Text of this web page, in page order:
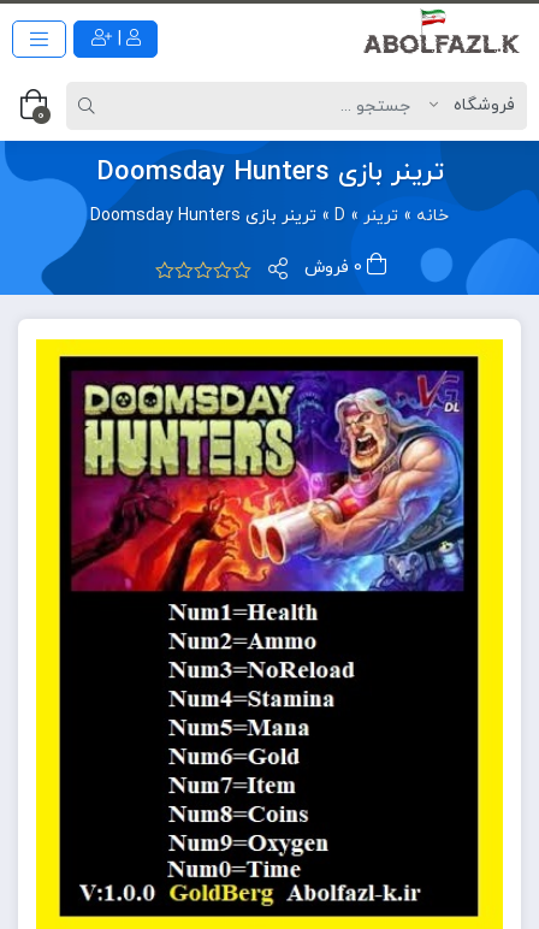
0
ترینر بازی Doomsday Hunters
خانه » ترینر »
D
» ترینر بازی Doomsday Hunters